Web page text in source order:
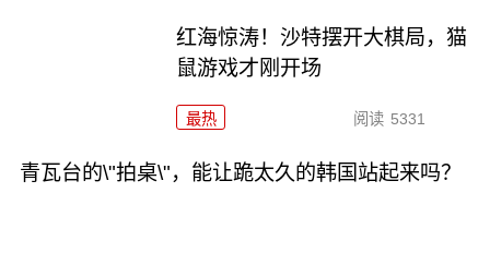
红海惊涛！沙特摆开大棋局，猫
鼠游戏才刚开场
最热 阅读 5331
青瓦台的\"拍桌\"，能让跪太久的韩国站起来吗？